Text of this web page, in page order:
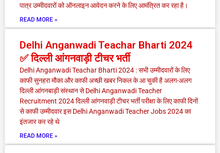
पात्र उम्मीदवारों को ऑनलाइन आवेदन करने के लिए आमंत्रित कर रहा है।
READ MORE »
Delhi Anganwadi Teachar Bharti 2024
✅ दिल्ली आंगनवाड़ी टीचर भर्ती
Delhi Anganwadi Teachar Bharti 2024 : सभी उम्मीदवारों के लिए
काफी सुनहरा मौका और काफी अच्छी खबर निकल के आ चुकी है अलग-अलग
दिल्ली आंगनबाड़ी संस्थान से Delhi Anganwadi Teacher
Recruitment 2024 दिल्ली आंगनवाड़ी टीचर भर्ती परीक्षा के लिए काफी दिनों
से काफी उम्मीदवार इस Delhi Anganwadi Teacher Jobs 2024 का
इंतजार कर रहे थे
READ MORE »